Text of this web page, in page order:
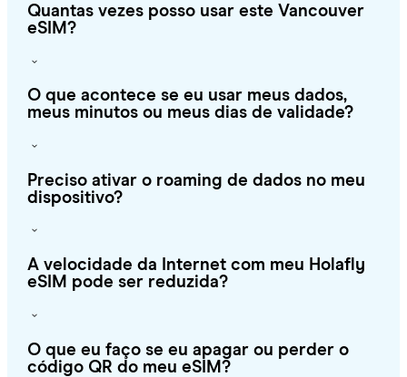
Quantas vezes posso usar este Vancouver
eSIM?
O que acontece se eu usar meus dados,
meus minutos ou meus dias de validade?
Preciso ativar o roaming de dados no meu
dispositivo?
A velocidade da Internet com meu Holafly
eSIM pode ser reduzida?
O que eu faço se eu apagar ou perder o
código QR do meu eSIM?